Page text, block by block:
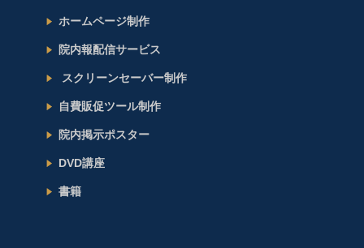
ホームページ制作
院内報配信サービス
スクリーンセーバー制作
自費販促ツール制作
院内掲示ポスター
DVD講座
書籍